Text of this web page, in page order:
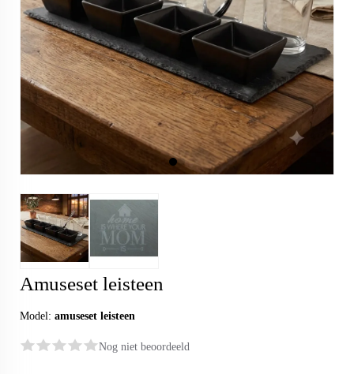
Amuseset leisteen
Model: amuseset leisteen
Nog niet beoordeeld